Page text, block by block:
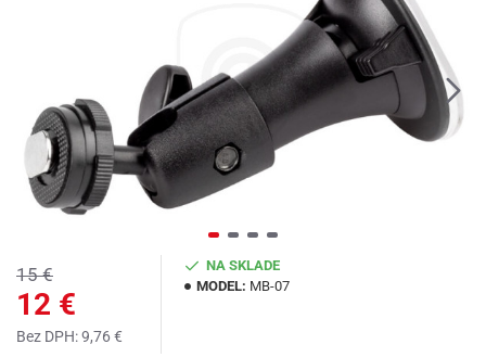
12 €
15 €
Bez DPH: 9,76 €
NA SKLADE
MODEL: MB-07